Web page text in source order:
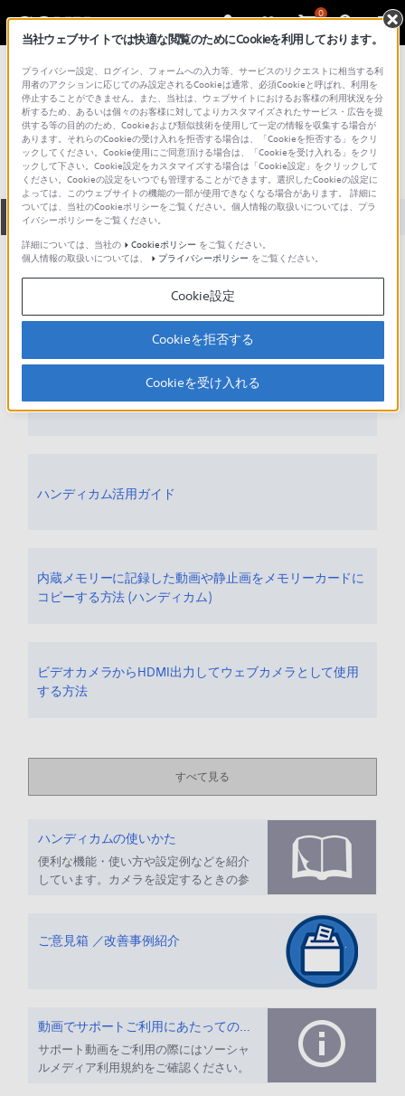
0
総合サポート・お問い合わせ HDR-PJ シリーズ
HDR-PJ590V
全て ダウンロード 取扱説明書 Q&A
製品に関する重要なお知らせ
お知らせ
人気のトピック
ハンディカムで花火を撮ろう
ハンディカム活用ガイド
内蔵メモリーに記録した動画や静止画をメモリーカードに
コピーする方法 (ハンディカム)
ビデオカメラからHDMI出力してウェブカメラとして使用
する方法
すべて見る
ハンディカムの使いかた
便利な機能・使い方や設定例などを紹介
しています。カメラを設定するときの参
ご意見箱 ／改善事例紹介
動画でサポートご利用にあたってのお願い
サポート動画をご利用の際にはソーシャ
ルメディア利用規約をご確認ください。
当社ウェブサイトでは快適な閲覧のためにCookieを利用しております。
プライバシー設定、ログイン、フォームへの入力等、サービスのリクエストに相当する利
用者のアクションに応じてのみ設定されるCookieは通常、必須Cookieと呼ばれ、利用を
停止することができません。また、当社は、ウェブサイトにおけるお客様の利用状況を分
析するため、あるいは個々のお客様に対してよりカスタマイズされたサービス・広告を提
供する等の目的のため、Cookieおよび類似技術を使用して一定の情報を収集する場合が
あります。それらのCookieの受け入れを拒否する場合は、「Cookieを拒否する」をクリ
ックしてください。Cookie使用にご同意頂ける場合は、「Cookieを受け入れる」をクリ
ックして下さい。Cookie設定をカスタマイズする場合は「Cookie設定」をクリックして
ください。Cookieの設定をいつでも管理することができます。選択したCookieの設定に
よっては、このウェブサイトの機能の一部が使用できなくなる場合があります。 詳細に
ついては、当社のCookieポリシーをご覧ください。個人情報の取扱いについては、プラ
イバシーポリシーをご覧ください。
詳細については、当社の
Cookieポリシー をご覧ください。
個人情報の取扱いについては、
プライバシーポリシー をご覧ください。
Cookie設定
Cookieを拒否する
Cookieを受け入れる